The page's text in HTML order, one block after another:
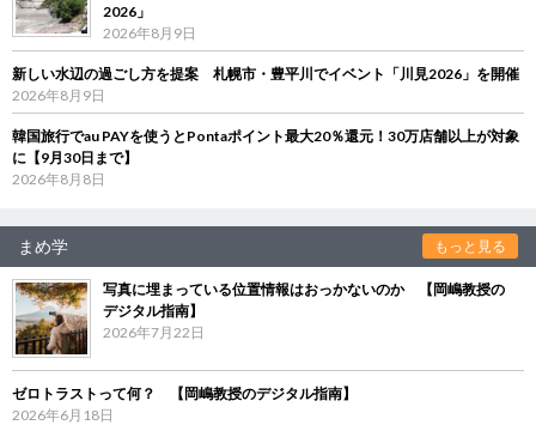
2026」
2026年8月9日
新しい水辺の過ごし方を提案 札幌市・豊平川でイベント「川見2026」を開催
2026年8月9日
韓国旅行でau PAYを使うとPontaポイント最大20％還元！30万店舗以上が対象
に【9月30日まで】
2026年8月8日
まめ学 もっと見る
写真に埋まっている位置情報はおっかないのか 【岡嶋教授の
デジタル指南】
2026年7月22日
ゼロトラストって何？ 【岡嶋教授のデジタル指南】
2026年6月18日